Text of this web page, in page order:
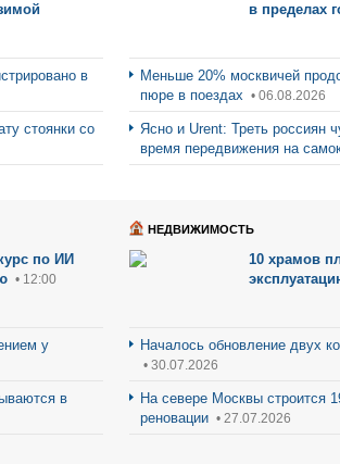
в
стоянки со
в пределах
Меньше 20% москвичей
пюре в поездах • 06.08.2026
Ясно и Urent: Треть россиян
время передвижения на
по ИИ
• 12:00
у
в
НЕДВИЖИМОСТЬ
10 храмов
Началось обновление двух
• 30.07.2026
На севере Москвы строится
реновации • 27.07.2026